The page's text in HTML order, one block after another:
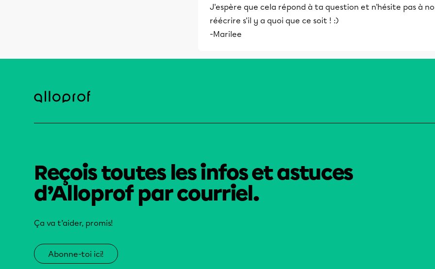
J'espère que cela répond à ta question et n'hésite pas à
réécrire s'il y a quoi que ce soit ! :)
-Marilee
Reçois toutes les infos et astuces
d’Alloprof par courriel.
Ça va t’aider, promis!
Abonne-toi ici!